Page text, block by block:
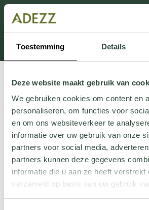
Toestemming Details
Deze website maakt gebruik van
We gebruiken cookies om content en
personaliseren, om functies voor
en om ons websiteverkeer te
informatie over uw gebruik van onze
partners voor social media,
partners kunnen deze gegevens
informatie die u aan ze heeft verstrekt
verzameld op basis van uw gebruik
Dit onderdeel is momenteel in
Als je informatie mist kun je ons
168 of mailen